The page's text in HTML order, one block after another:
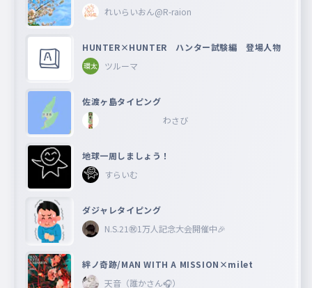
れいらいおん@R-raion
HUNTER×HUNTER ハンター試験編 登場人物
ツルーマ
佐渡ヶ島タイピング
わさび
地球一周しましょう！
すらいむ
ダジャレタイピング
N.S.21㊗︎1万人記念大会開催中🎉
絆ノ奇跡/MAN WITH A MISSION×milet
天音（誰かさん🎧）